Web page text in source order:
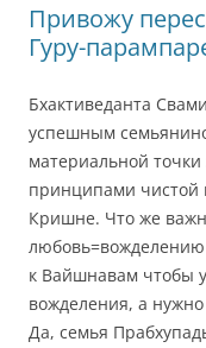
Привожу
Гуру-
Бхактиведанта
успешным
материальной
принципами чистой
Кришне. Что же
к Вайшнавам чтобы
вожделения, а
Да, семья